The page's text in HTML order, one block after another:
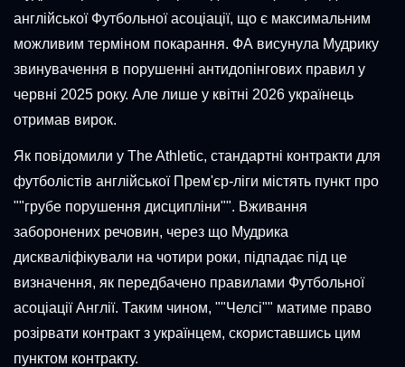
англійської Футбольної асоціації, що є максимальним
можливим терміном покарання. ФА висунула Мудрику
звинувачення в порушенні антидопінгових правил у
червні 2025 року. Але лише у квітні 2026 українець
отримав вирок.
Як повідомили у The Athletic, стандартні контракти для
футболістів англійської Прем'єр-ліги містять пункт про
""грубе порушення дисципліни"". Вживання
заборонених речовин, через що Мудрика
дискваліфікували на чотири роки, підпадає під це
визначення, як передбачено правилами Футбольної
асоціації Англії. Таким чином, ""Челсі"" матиме право
розірвати контракт з українцем, скориставшись цим
пунктом контракту.